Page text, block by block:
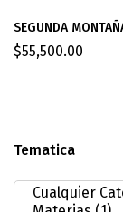
Tematica
SEGUNDA
$55,500.00